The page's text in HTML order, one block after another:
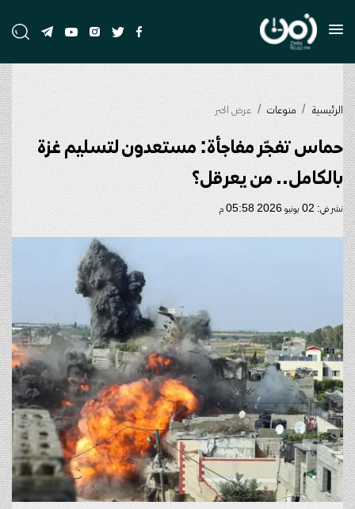
الرئيسية منوعات عرض الخبر
حماس تفجّر مفاجأة: مستعدون لتسليم غزة
بالكامل.. من يعرقل؟
نشر في: 02 يونيو 2026 05:58 م